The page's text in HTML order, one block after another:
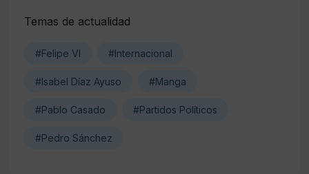
Temas de actualidad
#Felipe VI #Internacional
#Isabel Díaz Ayuso #Manga
#Pablo Casado #Partidos Políticos
#Pedro Sánchez